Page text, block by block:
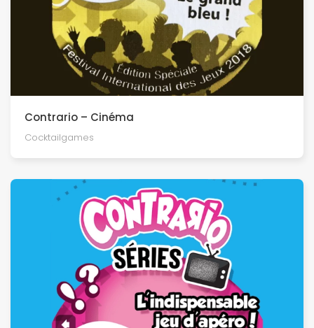
Contrario – Cinéma
Cocktailgames